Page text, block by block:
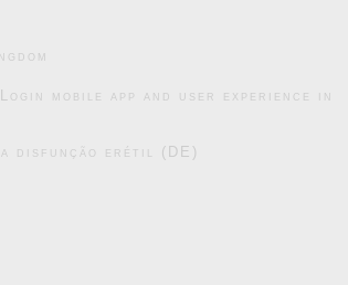
mobile app and user experience in
a disfunção erétil (DE)